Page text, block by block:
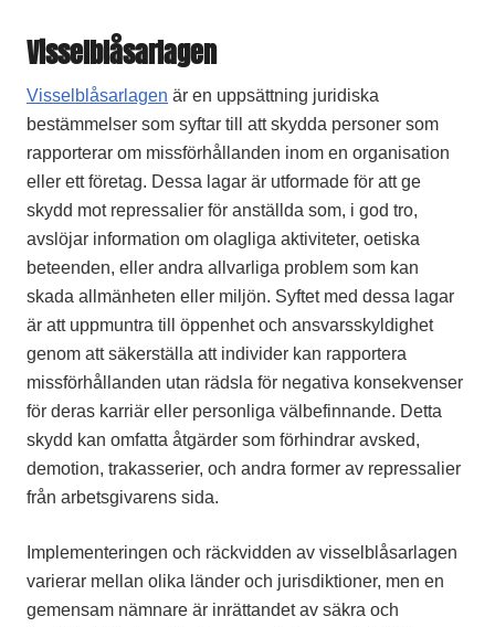
Visselblåsarlagen
Visselblåsarlagen är en uppsättning juridiska
bestämmelser som syftar till att skydda personer som
rapporterar om missförhållanden inom en organisation
eller ett företag. Dessa lagar är utformade för att ge
skydd mot repressalier för anställda som, i god tro,
avslöjar information om olagliga aktiviteter, oetiska
beteenden, eller andra allvarliga problem som kan
skada allmänheten eller miljön. Syftet med dessa lagar
är att uppmuntra till öppenhet och ansvarsskyldighet
genom att säkerställa att individer kan rapportera
missförhållanden utan rädsla för negativa konsekvenser
för deras karriär eller personliga välbefinnande. Detta
skydd kan omfatta åtgärder som förhindrar avsked,
demotion, trakasserier, och andra former av repressalier
från arbetsgivarens sida.
Implementeringen och räckvidden av visselblåsarlagen
varierar mellan olika länder och jurisdiktioner, men en
gemensam nämnare är inrättandet av säkra och